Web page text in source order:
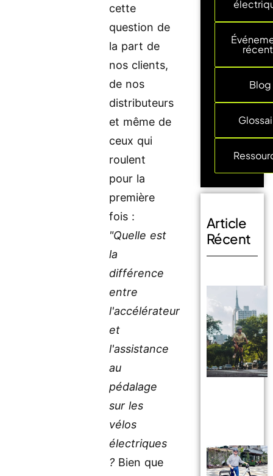
cette
question de
la part de
nos clients,
de nos
distributeurs
et même de
ceux qui
roulent
pour la
première
fois :
"Quelle est
la
différence
entre
l'accélérateur
et
l'assistance
au
pédalage
sur les
vélos
électriques
? Bien que
Blog
Article
Récent